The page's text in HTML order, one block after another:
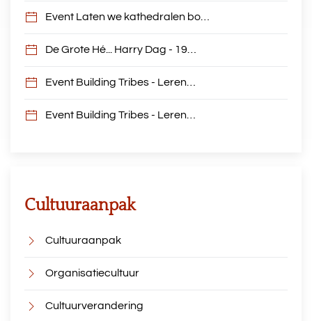
Event Laten we kathedralen bo…
De Grote Hé... Harry Dag - 19…
Event Building Tribes - Leren…
Event Building Tribes - Leren…
Cultuuraanpak
Cultuuraanpak
Organisatiecultuur
Cultuurverandering